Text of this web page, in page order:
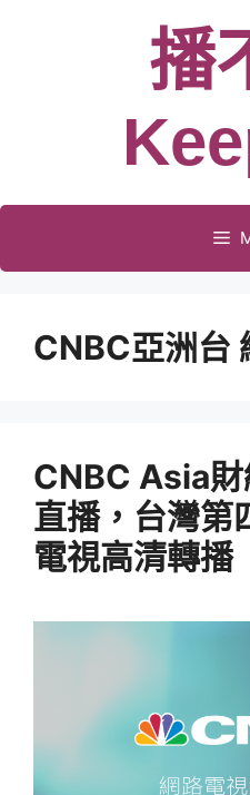
播
CNBC亞洲台
CNBC Asia
直播，台灣第
電視高清轉播